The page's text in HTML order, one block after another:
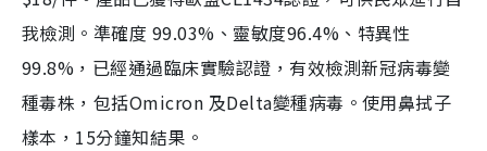
我檢測。準確度 99.03%、靈敏度96.4%、特異性
99.8%，已經通過臨床實驗認證，有效檢測新冠病毒變
種毒株，包括Omicron 及Delta變種病毒。使用鼻拭子
樣本，15分鐘知結果。